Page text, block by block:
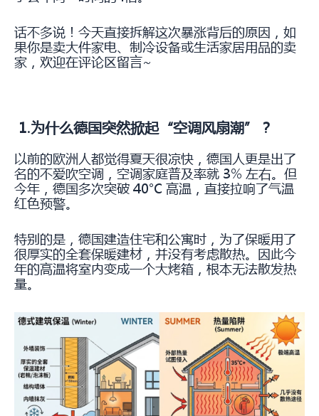
话不多说！今天直接拆解这次暴涨背后的原因，如
果你是卖大件家电、制冷设备或生活家居用品的卖
家，欢迎在评论区留言~
1.为什么德国突然掀起“空调风扇潮”？
以前的欧洲人都觉得夏天很凉快，德国人更是出了
名的不爱吹空调，空调家庭普及率就 3% 左右。但
今年，德国多次突破 40°C 高温，直接拉响了气温
红色预警。
特别的是，德国建造住宅和公寓时，为了保暖用了
很厚实的全套保暖建材，并没有考虑散热。因此今
年的高温将室内变成一个大烤箱，根本无法散发热
量。